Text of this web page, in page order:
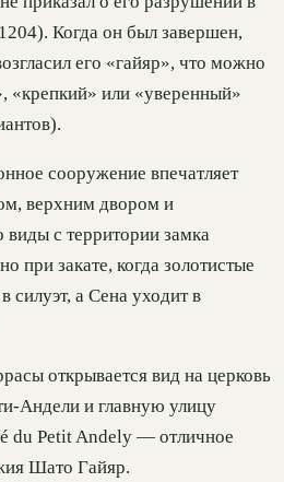
Когда он был завершен,
его «гайяр», что можно
«крепкий» или «уверенный»
сооружение впечатляет
верхним двором и
с территории замка
при закате, когда золотистые
силуэт, а Сена уходит в
открывается вид на церковь
Андели и главную улицу
du Petit Andely — отличное
Шато Гайяр.